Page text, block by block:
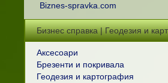
Biznes-spravka.com
Бизнес справка | Геодезия и
Аксесоари
Брезенти и покривала
Геодезия и картография